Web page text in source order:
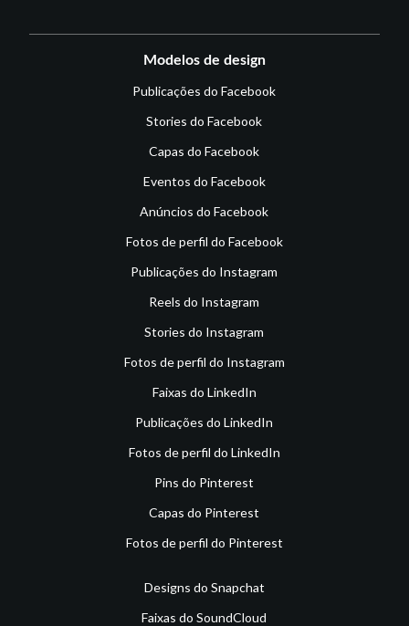
Modelos de design
Publicações do Facebook
Stories do Facebook
Capas do Facebook
Eventos do Facebook
Anúncios do Facebook
Fotos de perfil do Facebook
Publicações do Instagram
Reels do Instagram
Stories do Instagram
Fotos de perfil do Instagram
Faixas do LinkedIn
Publicações do LinkedIn
Fotos de perfil do LinkedIn
Pins do Pinterest
Capas do Pinterest
Fotos de perfil do Pinterest
Designs do Snapchat
Faixas do SoundCloud